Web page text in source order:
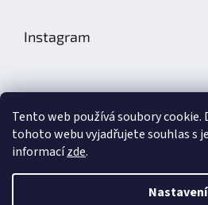
Tento web používá soubory
tohoto webu vyjadřujete souhlas s
informacízde.
Nastavení
p
s
u
Instagram
Sledovat na